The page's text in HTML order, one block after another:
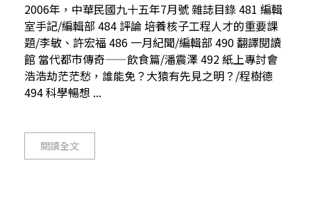
2006年，中華民國九十五年7月號 雜誌目錄 481 編輯
室手記/編輯部 484 評論 培養核子工程人才的重要課
題/李敏、許宏福 486 一月紀聞/編輯部 490 翻譯閱讀
館 當代都市傳奇——飲食篇/潘震澤 492 紙上專討會
浩浩劫茫茫愁，誰能免？大猿有先見之明？/程樹德
494 科學暢想 ...
閱讀全文